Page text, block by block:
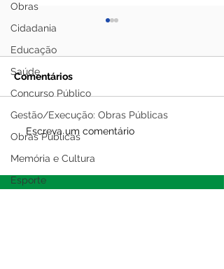
Obras
Cidadania
Educação
Saúde
Concurso Público
Gestão/Execução: Obras Públicas
Obras Públicas
Memória e Cultura
Esporte
Prefeito Gerlen Diniz
secretário de Cultura de
Sena Madureira para
alinhamento de ações
Comentários
Escreva um comentário